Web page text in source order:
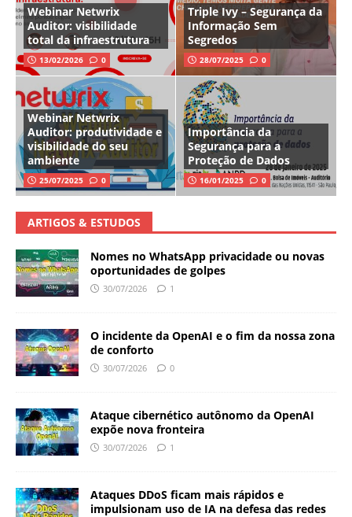
Webinar Netwrix
Auditor: visibilidade
total da infraestrutura
13/02/2026 0
Triple Ivy – Segurança da
Informação Sem
Segredos
28/07/2025 0
Webinar Netwrix
Auditor: produtividade e
visibilidade do seu
ambiente
25/07/2025 0
Importância da
Segurança para a
Proteção de Dados
16/01/2025 0
ARTIGOS & ESTUDOS
Nomes no WhatsApp privacidade ou novas
oportunidades de golpes
30/07/2026 1
O incidente da OpenAI e o fim da nossa zona
de conforto
30/07/2026 0
Ataque cibernético autônomo da OpenAI
expõe nova fronteira
30/07/2026 1
Ataques DDoS ficam mais rápidos e
impulsionam uso de IA na defesa das redes